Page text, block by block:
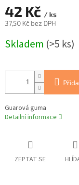
42 Kč / ks
37,50 Kč bez DPH
cena:
Skladem (>5 ks)
Guarová guma
Detailní informace
ZEPTAT SE